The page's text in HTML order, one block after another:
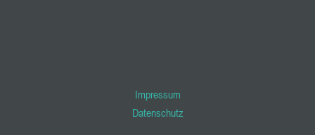
Impressum
Datenschutz